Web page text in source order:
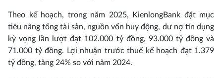
Theo kế hoạch, trong năm 2025, KienlongBank đặt mục
tiêu nâng tổng tài sản, nguồn vốn huy động, dư nợ tín dụng
kỳ vọng lần lượt đạt 102.000 tỷ đồng, 93.000 tỷ đồng và
71.000 tỷ đồng. Lợi nhuận trước thuế kế hoạch đạt 1.379
tỷ đồng, tăng 24% so với năm 2024.